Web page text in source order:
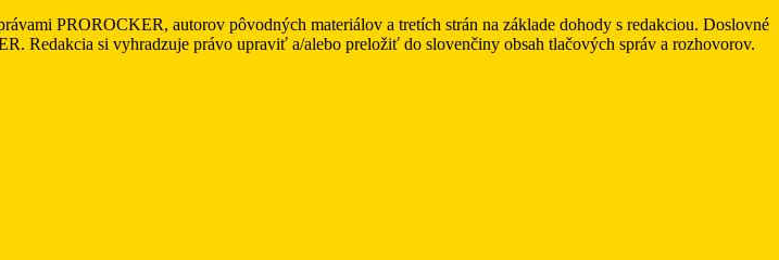
PROROCKER, autorov pôvodných materiálov a tretích strán na základe dohody s redakciou. Doslovné
Redakcia si vyhradzuje právo upraviť a/alebo preložiť do slovenčiny obsah tlačových správ a rozhovorov.